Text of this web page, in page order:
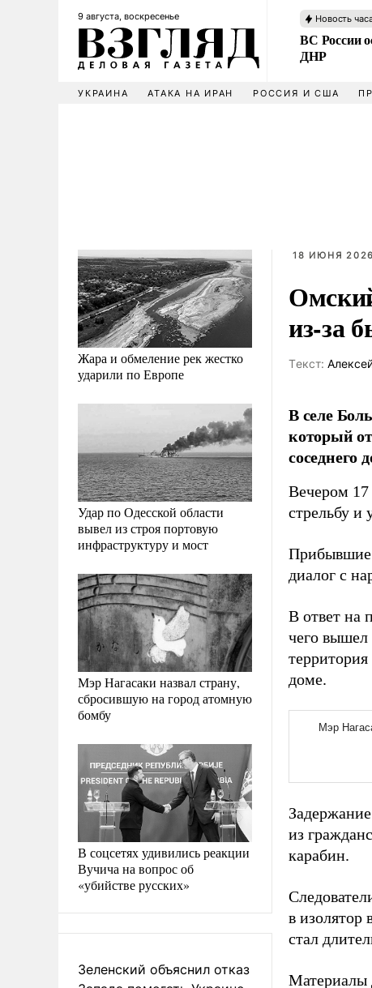
9 августа, воскресенье Новость
ВС России
ДНР
УКРАИНА АТАКА НА ИРАН РОССИЯ И США
Жара и обмеление рек жестко
ударили по Европе
Удар по Одесской области
вывел из строя портовую
инфраструктуру и мост
Мэр Нагасаки назвал страну,
сбросившую на город атомную
бомбу
В соцсетях удивились реакции
Вучича на вопрос об
«убийстве русских»
Зеленский объяснил отказ
18 ИЮНЯ
из-за
Tекст:
В селе
который
Вечером
стрельбу и
Прибывшие
диалог с
В ответ на
чего вышел
доме.
из
карабин.
в изолятор
стал
Материалы